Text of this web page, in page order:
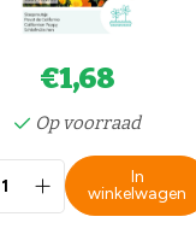
€1,68
Op voorraad
In
winkelwagen